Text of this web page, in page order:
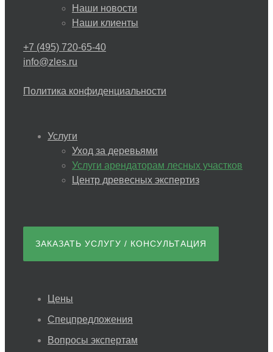
Наши новости
Наши клиенты
+7 (495) 720-65-40
info@zles.ru
Политика конфиденциальности
Услуги
Уход за деревьями
Услуги арендаторам лесных участков
Центр древесных экспертиз
ЗАКАЗАТЬ УСЛУГУ / КОНСУЛЬТАЦИЯ
Цены
Спецпредложения
Вопросы экспертам